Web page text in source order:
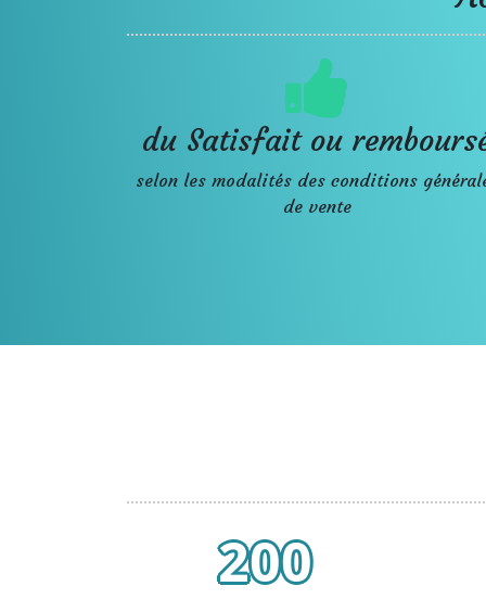
du Satisfait ou
selon les modalités des conditions
de vente
200